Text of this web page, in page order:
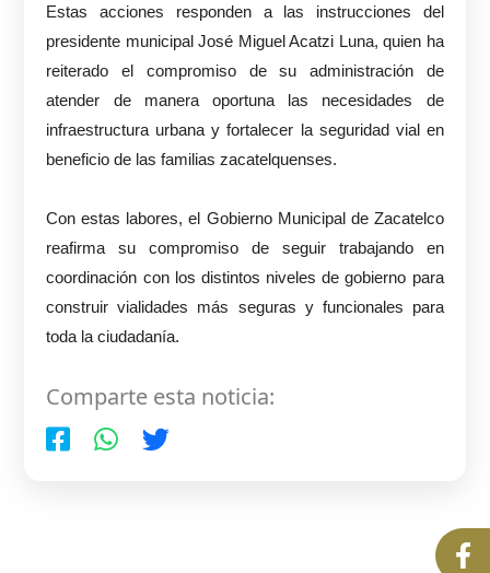
Estas acciones responden a las instrucciones del
presidente municipal José Miguel Acatzi Luna, quien ha
reiterado el compromiso de su administración de
atender de manera oportuna las necesidades de
infraestructura urbana y fortalecer la seguridad vial en
beneficio de las familias zacatelquenses.
Con estas labores, el Gobierno Municipal de Zacatelco
reafirma su compromiso de seguir trabajando en
coordinación con los distintos niveles de gobierno para
construir vialidades más seguras y funcionales para
toda la ciudadanía.
Comparte esta noticia: